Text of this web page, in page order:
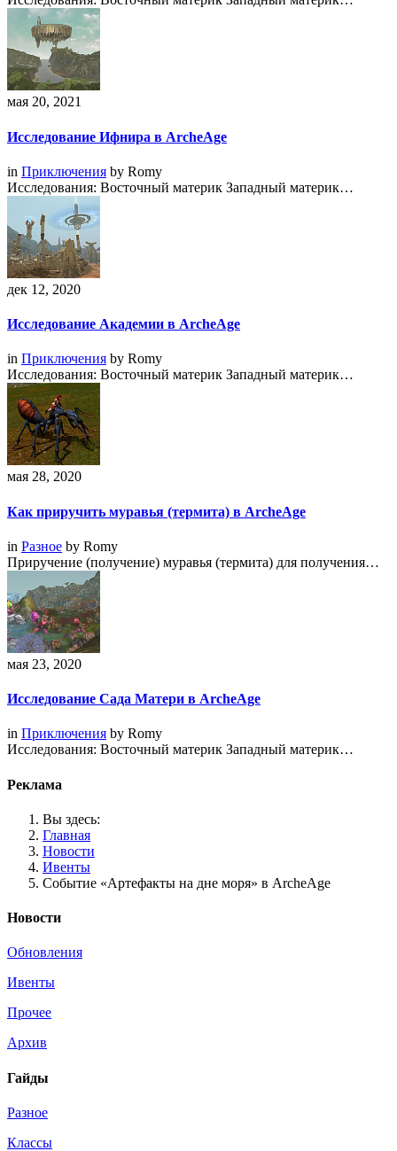
мая 20, 2021
Исследование Ифнира в ArcheAge
in Приключения by Romy
Исследования: Восточный материк Западный материк…
дек 12, 2020
Исследование Академии в ArcheAge
in Приключения by Romy
Исследования: Восточный материк Западный материк…
мая 28, 2020
Как приручить муравья (термита) в ArcheAge
in Разное by Romy
Приручение (получение) муравья (термита) для получения…
мая 23, 2020
Исследование Сада Матери в ArcheAge
in Приключения by Romy
Исследования: Восточный материк Западный материк…
Реклама
Вы здесь:
Главная
Новости
Ивенты
Событие «Артефакты на дне моря» в ArcheAge
Новости
Обновления
Ивенты
Прочее
Архив
Гайды
Разное
Классы